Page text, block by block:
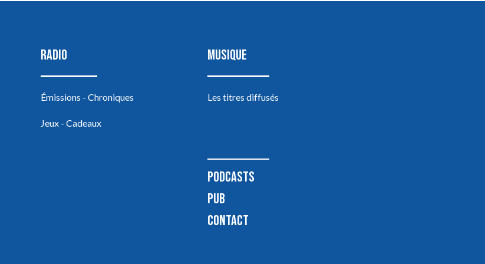
RADIO
Émissions - Chroniques
Jeux - Cadeaux
MUSIQUE
Les titres diffusés
PODCASTS
PUB
CONTACT